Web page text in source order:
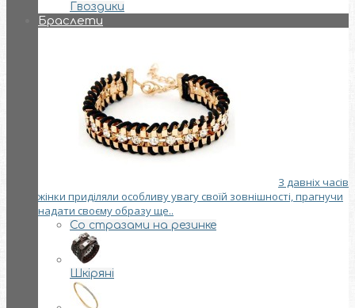
Гвоздики
Браслети
З давніх часів
жінки приділяли особливу увагу своїй зовнішності, прагнучи
надати своєму образу ще..
Со стразами на резинке
Шкіряні